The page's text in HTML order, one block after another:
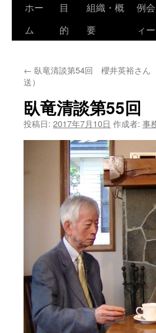
コ
ン
へ
ス
ホー
ム
目
的
組織・概
要
例
ィー
← 臥竜清談第54回 櫻井英裕さん
送）
臥竜清談第55回
投稿日: 2017年7月10日 作成者: 事